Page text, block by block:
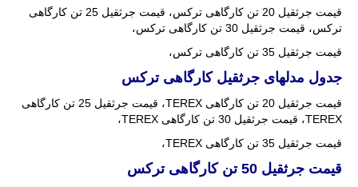
قیمت جرثقیل 20 تن کارگاهی ترکس، قیمت جرثقیل 25 تن کارگاهی
ترکس، قیمت جرثقیل 30 تن کارگاهی ترکس،
قیمت جرثقیل 35 تن کارگاهی ترکس،
جدول مدلهای جرثقیل کارگاهی ترکس
قیمت جرثقیل 20 تن کارگاهی TEREX، قیمت جرثقیل 25 تن کارگاهی
TEREX، قیمت جرثقیل 30 تن کارگاهی TEREX،
قیمت جرثقیل 35 تن کارگاهی TEREX،
قیمت جرثقیل 50 تن کارگاهی ترکس